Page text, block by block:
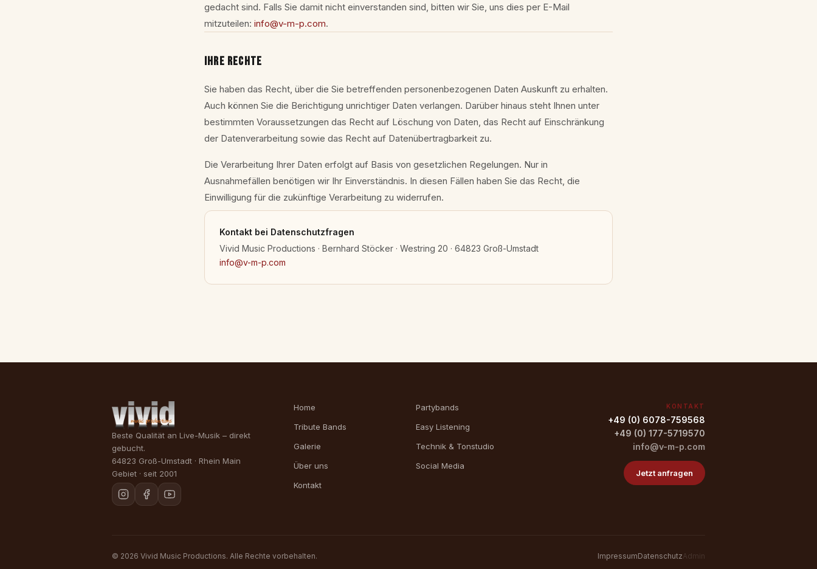
gedacht sind. Falls Sie damit nicht einverstanden sind, bitten wir Sie, uns dies per E-Mail
mitzuteilen: info@v-m-p.com.
IHRE RECHTE
Sie haben das Recht, über die Sie betreffenden personenbezogenen Daten Auskunft zu erhalten.
Auch können Sie die Berichtigung unrichtiger Daten verlangen. Darüber hinaus steht Ihnen unter
bestimmten Voraussetzungen das Recht auf Löschung von Daten, das Recht auf Einschränkung
der Datenverarbeitung sowie das Recht auf Datenübertragbarkeit zu.
Die Verarbeitung Ihrer Daten erfolgt auf Basis von gesetzlichen Regelungen. Nur in
Ausnahmefällen benötigen wir Ihr Einverständnis. In diesen Fällen haben Sie das Recht, die
Einwilligung für die zukünftige Verarbeitung zu widerrufen.
Kontakt bei Datenschutzfragen
Vivid Music Productions · Bernhard Stöcker · Westring 20 · 64823 Groß-Umstadt
info@v-m-p.com
Beste Qualität an Live-Musik – direkt
gebucht.
64823 Groß-Umstadt · Rhein Main
Gebiet · seit 2001
Home
Partybands
Tribute Bands
Easy Listening
Galerie
Technik & Tonstudio
Über uns
Social Media
Kontakt
KONTAKT
+49 (0) 6078-759568
+49 (0) 177-5719570
info@v-m-p.com
Jetzt anfragen
© 2026 Vivid Music Productions. Alle Rechte vorbehalten. ImpressumDatenschutzAdmin